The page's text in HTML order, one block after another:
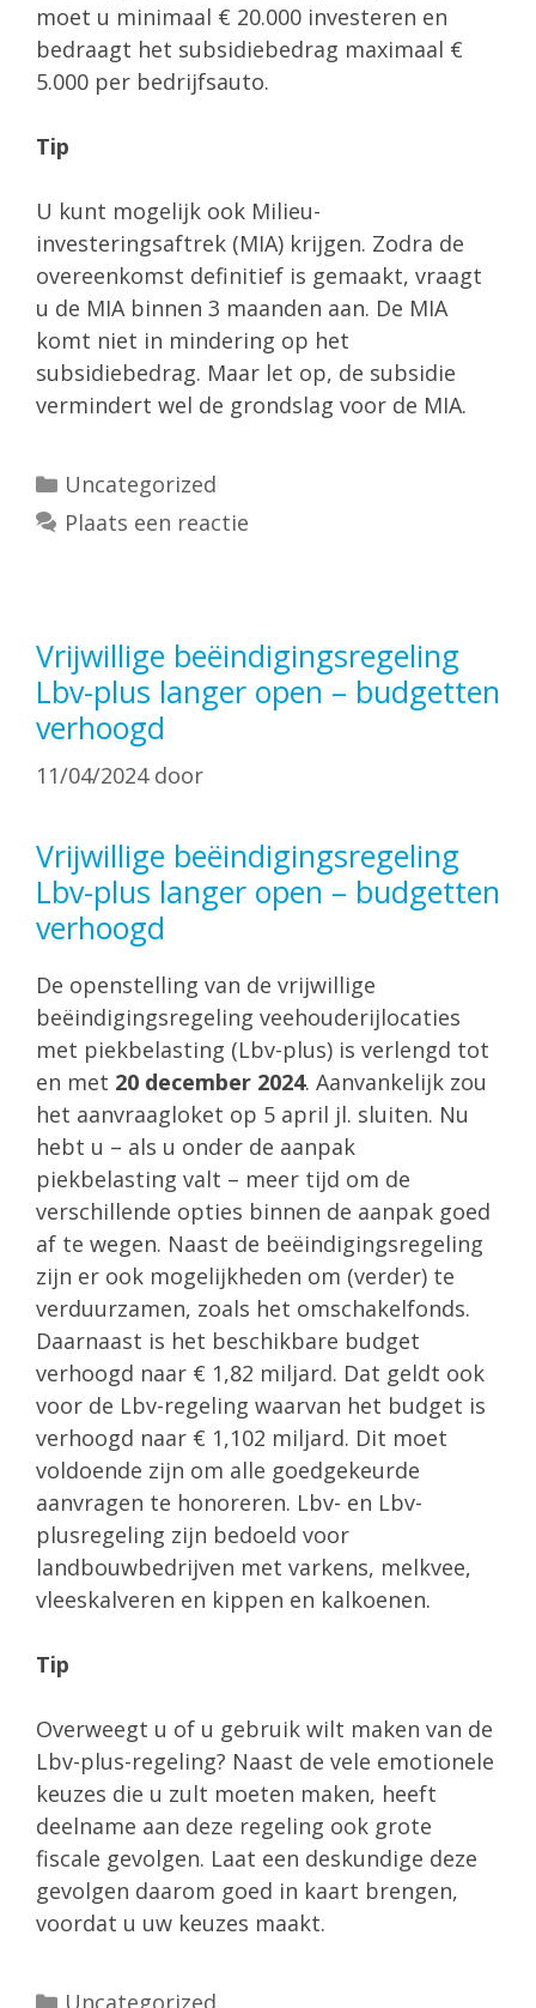
moet u minimaal € 20.000 investeren en
bedraagt het subsidiebedrag maximaal €
5.000 per bedrijfsauto.
Tip
U kunt mogelijk ook Milieu-
investeringsaftrek (MIA) krijgen. Zodra de
overeenkomst definitief is gemaakt, vraagt
u de MIA binnen 3 maanden aan. De MIA
komt niet in mindering op het
subsidiebedrag. Maar let op, de subsidie
vermindert wel de grondslag voor de MIA.
Categorieën
Uncategorized
Plaats een reactie
Vrijwillige beëindigingsregeling
Lbv-plus langer open – budgetten
verhoogd
11/04/2024 door
Vrijwillige beëindigingsregeling
Lbv-plus langer open – budgetten
verhoogd
De openstelling van de vrijwillige
beëindigingsregeling veehouderijlocaties
met piekbelasting (Lbv-plus) is verlengd tot
en met 20 december 2024. Aanvankelijk zou
het aanvraagloket op 5 april jl. sluiten. Nu
hebt u – als u onder de aanpak
piekbelasting valt – meer tijd om de
verschillende opties binnen de aanpak goed
af te wegen. Naast de beëindigingsregeling
zijn er ook mogelijkheden om (verder) te
verduurzamen, zoals het omschakelfonds.
Daarnaast is het beschikbare budget
verhoogd naar € 1,82 miljard. Dat geldt ook
voor de Lbv-regeling waarvan het budget is
verhoogd naar € 1,102 miljard. Dit moet
voldoende zijn om alle goedgekeurde
aanvragen te honoreren. Lbv- en Lbv-
plusregeling zijn bedoeld voor
landbouwbedrijven met varkens, melkvee,
vleeskalveren en kippen en kalkoenen.
Tip
Overweegt u of u gebruik wilt maken van de
Lbv-plus-regeling? Naast de vele emotionele
keuzes die u zult moeten maken, heeft
deelname aan deze regeling ook grote
fiscale gevolgen. Laat een deskundige deze
gevolgen daarom goed in kaart brengen,
voordat u uw keuzes maakt.
Categorieën
Uncategorized